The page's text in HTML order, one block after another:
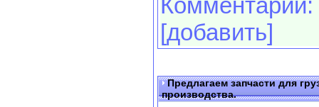
Комментарии:
[добавить]
Предлагаем запчасти для
производства.